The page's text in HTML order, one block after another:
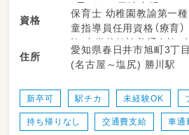
・子どもの発達支援
(子ども達の主体で午後
・学校(15分程度の距離)
(シエンタや5名乗り・ス
・記録などの書類作成
・小学校への訪問
(経験のある方であれば
ます)
資格
保育士 幼稚園教諭第一種 幼稚園教諭第二種 児
童指導員任用資格（療育） 高等学校教諭普通免
許 中学校教諭普通免許 小学校教諭普通免許 社
会福祉士 言語聴覚士 作業療法士 理学療法士
精神保健福祉士
住所
愛知県春日井市旭町3丁目46番地
(名古屋～塩尻) 勝川駅
新卒可 駅チカ 未経験OK
持ち帰りなし 交通費支給 車通